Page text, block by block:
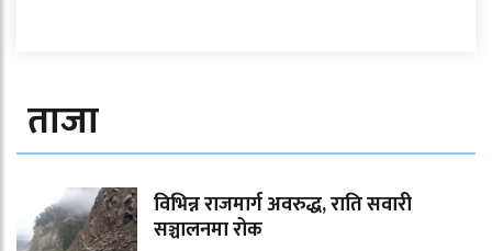
ताजा
विभिन्न राजमार्ग अवरुद्ध, राति सवारी
सञ्चालनमा रोक